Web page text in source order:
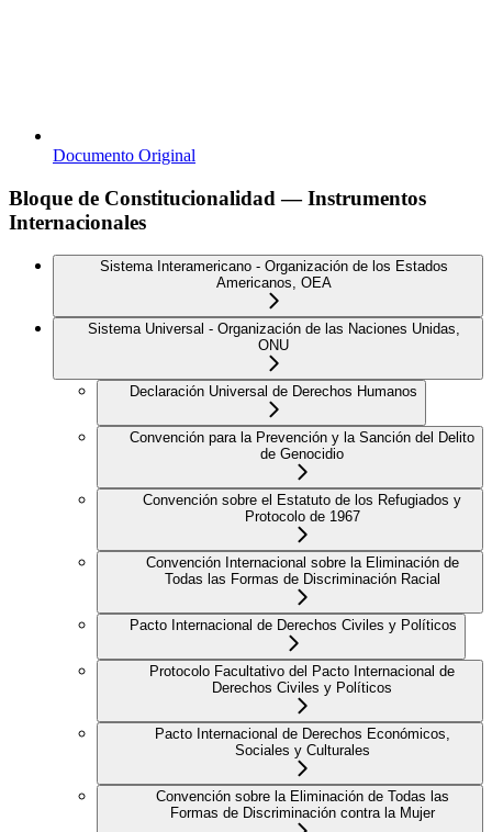
Documento Original
Bloque de Constitucionalidad — Instrumentos
Internacionales
Sistema Interamericano - Organización de los Estados
Americanos, OEA
Sistema Universal - Organización de las Naciones Unidas,
ONU
Declaración Universal de Derechos Humanos
Convención para la Prevención y la Sanción del Delito
de Genocidio
Convención sobre el Estatuto de los Refugiados y
Protocolo de 1967
Convención Internacional sobre la Eliminación de
Todas las Formas de Discriminación Racial
Pacto Internacional de Derechos Civiles y Políticos
Protocolo Facultativo del Pacto Internacional de
Derechos Civiles y Políticos
Pacto Internacional de Derechos Económicos,
Sociales y Culturales
Convención sobre la Eliminación de Todas las
Formas de Discriminación contra la Mujer